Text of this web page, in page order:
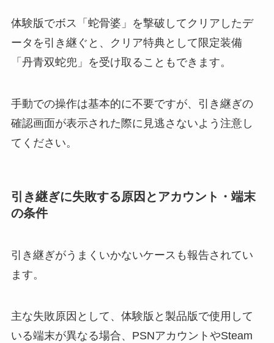
体験版でボス「蛇骨婆」を撃破してクリアしたデ
ータを引き継ぐと、クリア特典として限定装備
「丹青双蛇兜」を受け取ることもできます。
手動での操作は基本的に不要ですが、引き継ぎの
確認画面が表示された際に見逃さないよう注意し
てください。
引き継ぎに失敗する原因とアカウント・端末
の条件
引き継ぎがうまくいかないケースも報告されてい
ます。
主な失敗原因として、体験版と製品版で使用して
いる端末が異なる場合、PSNアカウントやSteam